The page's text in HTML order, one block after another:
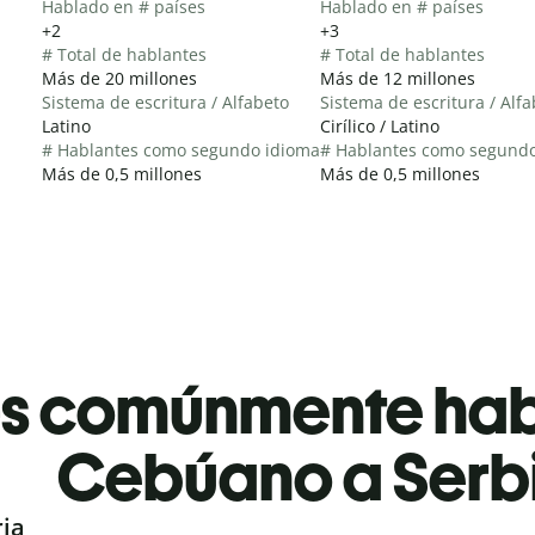
Hablado en # países
+2
# Total de hablantes
Más de 20 millones
Sistema de escritura / Alfabeto
Latino
# Hablantes como segundo idioma
Más de 0,5 millones
Hablado en # países
+3
# Total de hablantes
Más de 12 millones
Sistema de escritura /
Cirílico / Latino
# Hablantes como
Más de 0,5 millones
comúnmente
Cebúano a